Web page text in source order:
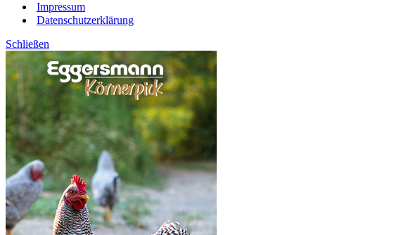
Impressum
Datenschutzerklärung
Schließen